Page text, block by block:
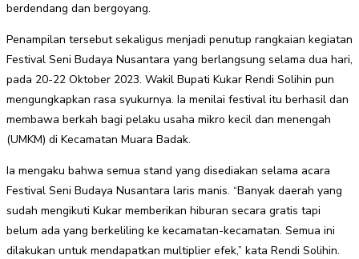
berdendang dan bergoyang.
Penampilan tersebut sekaligus menjadi penutup rangkaian kegiatan
Festival Seni Budaya Nusantara yang berlangsung selama dua hari,
pada 20-22 Oktober 2023. Wakil Bupati Kukar Rendi Solihin pun
mengungkapkan rasa syukurnya. Ia menilai festival itu berhasil dan
membawa berkah bagi pelaku usaha mikro kecil dan menengah
(UMKM) di Kecamatan Muara Badak.
Ia mengaku bahwa semua stand yang disediakan selama acara
Festival Seni Budaya Nusantara laris manis. “Banyak daerah yang
sudah mengikuti Kukar memberikan hiburan secara gratis tapi
belum ada yang berkeliling ke kecamatan-kecamatan. Semua ini
dilakukan untuk mendapatkan multiplier efek,” kata Rendi Solihin.